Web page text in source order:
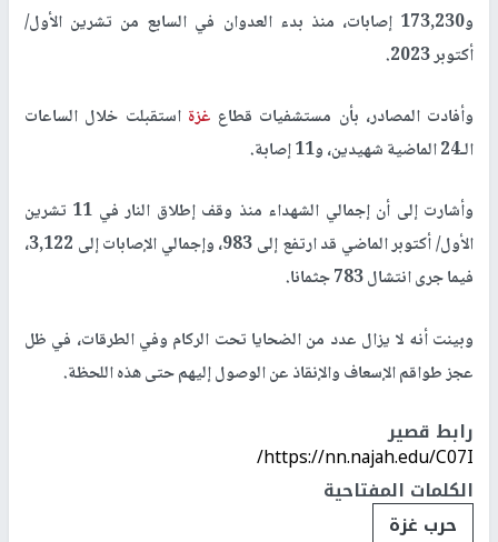
و173,230 إصابات، منذ بدء العدوان في السابع من تشرين الأول/
أكتوبر 2023.
وأفادت المصادر، بأن مستشفيات قطاع غزة استقبلت خلال الساعات
الـ24 الماضية شهيدين، و11 إصابة.
وأشارت إلى أن إجمالي الشهداء منذ وقف إطلاق النار في 11 تشرين
الأول/ أكتوبر الماضي قد ارتفع إلى 983، وإجمالي الإصابات إلى 3,122،
فيما جرى انتشال 783 جثمانا.
وبينت أنه لا يزال عدد من الضحايا تحت الركام وفي الطرقات، في ظل
عجز طواقم الإسعاف والإنقاذ عن الوصول إليهم حتى هذه اللحظة.
رابط قصير
https://nn.najah.edu/C07I/
الكلمات المفتاحية
حرب غزة